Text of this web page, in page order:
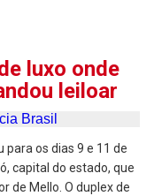
luxo onde
leiloar
os dias 9 e 11 de
capital do estado, que
de Mello. O duplex de